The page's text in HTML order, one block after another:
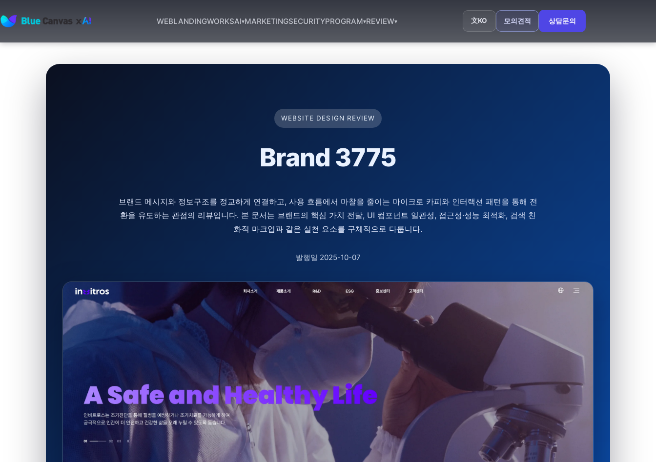
BLUECANVAS
WEBLANDINGWORKSAI▾MARKETINGSECURITYPROGRAM▾REVIEW▾ 文KO 모의견적 상담문의
WEBSITE DESIGN REVIEW
Brand 3775
브랜드 메시지와 정보구조를 정교하게 연결하고, 사용 흐름에서 마찰을 줄이는 마이크로 카피와 인터랙션 패턴을 통해 전
환을 유도하는 관점의 리뷰입니다. 본 문서는 브랜드의 핵심 가치 전달, UI 컴포넌트 일관성, 접근성·성능 최적화, 검색 친
화적 마크업과 같은 실천 요소를 구체적으로 다룹니다.
발행일 2025-10-07